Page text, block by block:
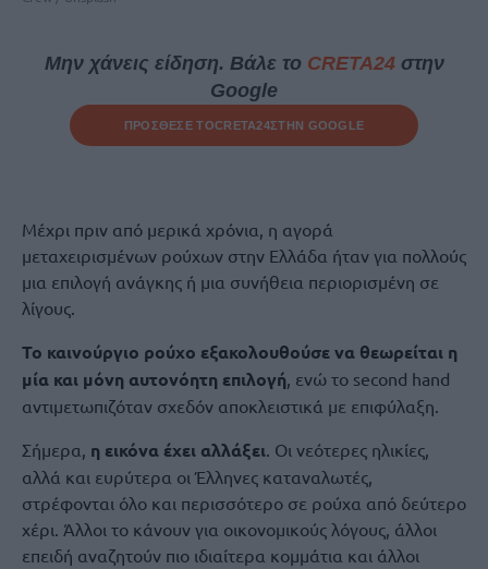
Μην χάνεις είδηση. Βάλε το CRETA24στην
Google
ΠΡΟΣΘΕΣΕ ΤΟCRETA24ΣΤΗΝ GOOGLE
Μέχρι πριν από μερικά χρόνια, η αγορά
μεταχειρισμένων ρούχων στην Ελλάδα ήταν για πολλούς
μια επιλογή ανάγκης ή μια συνήθεια περιορισμένη σε
λίγους.
Το καινούργιο ρούχο εξακολουθούσε να θεωρείται η
μία και μόνη αυτονόητη επιλογή, ενώ το second hand
αντιμετωπιζόταν σχεδόν αποκλειστικά με επιφύλαξη.
Σήμερα, η εικόνα έχει αλλάξει. Οι νεότερες ηλικίες,
αλλά και ευρύτερα οι Έλληνες καταναλωτές,
στρέφονται όλο και περισσότερο σε ρούχα από δεύτερο
χέρι. Άλλοι το κάνουν για οικονομικούς λόγους, άλλοι
επειδή αναζητούν πιο ιδιαίτερα κομμάτια και άλλοι